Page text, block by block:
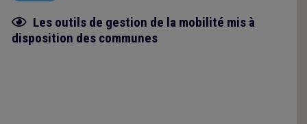
Fiche focus
Les outils de gestion de la mobilité mis à
disposition des communes